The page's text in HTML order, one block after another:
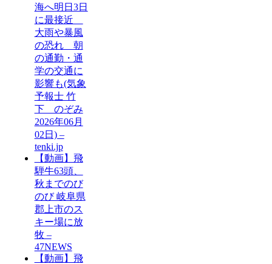
海へ明日3日
に最接近
大雨や暴風
の恐れ 朝
の通勤・通
学の交通に
影響も(気象
予報士 竹
下 のぞみ
2026年06月
02日) –
tenki.jp
【動画】飛
騨牛63頭、
秋までのび
のび 岐阜県
郡上市のス
キー場に放
牧 –
47NEWS
【動画】飛